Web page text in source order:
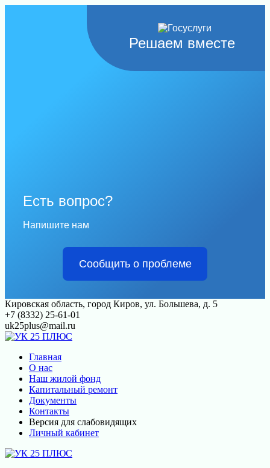
Решаем вместе
Есть вопрос?
Напишите нам
Сообщить о проблеме
Перейти
к
контенту
Кировская область, город Киров, ул. Большева, д. 5
+7 (8332) 25-61-01
uk25plus@mail.ru
Главная
О нас
Наш жилой фонд
Капитальный ремонт
Документы
Контакты
Версия для слабовидящих
Личный кабинет